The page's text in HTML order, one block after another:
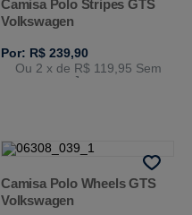
Camisa Polo Stripes GTS
Volkswagen
Por: R$ 239,90
Ou 2 x de R$ 119,95 Sem
Juros
Camisa Polo Wheels GTS
Volkswagen